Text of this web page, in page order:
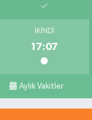
İKINDI
17:07
Aylık Vakitler